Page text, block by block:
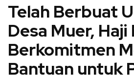
Telah Berbuat
Desa Muer, Haji
Berkomitmen
Bantuan untuk